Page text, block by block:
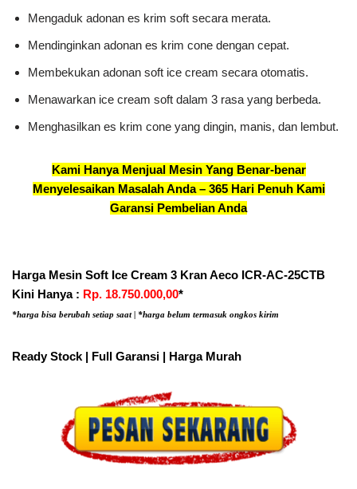
Mengaduk adonan es krim soft secara merata.
Mendinginkan adonan es krim cone dengan cepat.
Membekukan adonan soft ice cream secara otomatis.
Menawarkan ice cream soft dalam 3 rasa yang berbeda.
Menghasilkan es krim cone yang dingin, manis, dan lembut.
Kami Hanya Menjual Mesin Yang Benar-benar
Menyelesaikan Masalah Anda – 365 Hari Penuh Kami
Garansi Pembelian Anda
Harga Mesin Soft Ice Cream 3 Kran Aeco ICR-AC-25CTB
Kini Hanya : Rp. 18.750.000,00*
*harga bisa berubah setiap saat | *harga belum termasuk ongkos kirim
Ready Stock | Full Garansi | Harga Murah